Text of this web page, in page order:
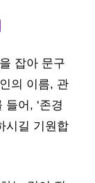
잡아 문구
의 이름, 관
어, ‘존경
시길 기원합